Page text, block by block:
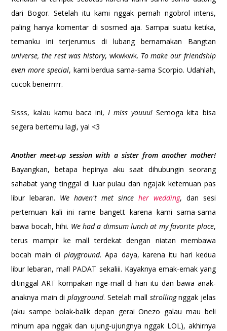
dari Bogor. Setelah itu kami nggak pernah ngobrol intens,
paling hanya komentar di sosmed aja. Sampai suatu ketika,
temanku ini terjerumus di lubang bernamakan Bangtan
universe, the rest was history, wkwkwk. To make our friendship
even more special, kami berdua sama-sama Scorpio. Udahlah,
cucok benerrrrr.
Sisss, kalau kamu baca ini, I miss youuu! Semoga kita bisa
segera bertemu lagi, ya! <3
Another meet-up session with a sister from another mother!
Bayangkan, betapa hepinya aku saat dihubungin seorang
sahabat yang tinggal di luar pulau dan ngajak ketemuan pas
libur lebaran. We haven't met since her wedding, dan sesi
pertemuan kali ini rame bangett karena kami sama-sama
bawa bocah, hihi. We had a dimsum lunch at my favorite place,
terus mampir ke mall terdekat dengan niatan membawa
bocah main diplayground. Apa daya, karena itu hari kedua
libur lebaran, mall PADAT sekaliii. Kayaknya emak-emak yang
ditinggal ART kompakan nge-mall di hari itu dan bawa anak-
anaknya main di playground. Setelah mall strollingnggak jelas
(aku sampe bolak-balik depan gerai Onezo galau mau beli
minum apa nggak dan ujung-ujungnya nggak LOL), akhirnya